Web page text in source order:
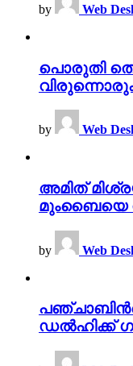
by Web
പൊരുതി
by Web
അമിത്
മുംബൈയെ
by Web
ഡൽഹിക്ക്